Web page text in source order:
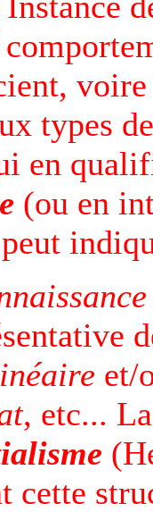
types
en
(ou en
et/
, etc...
cette